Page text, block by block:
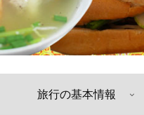
旅行の基本情報